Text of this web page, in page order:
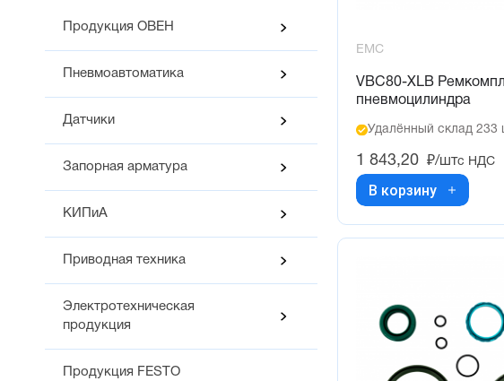
Продукция ОВЕН
Пневмоавтоматика
Датчики
Запорная арматура
КИПиА
Приводная техника
Электротехническая
продукция
Продукция FESTO
EMC
VBC80-XLB
пневмоцилиндра
Удалённый склад 233
1 843,20 ₽/штс НДС
В корзину